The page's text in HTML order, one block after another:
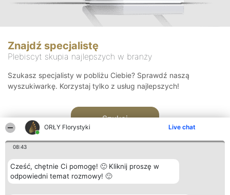
ORŁY Florystyki Live chat
08:43
Cześć, chętnie Ci pomogę! 🙂 Kliknij proszę w
odpowiedni temat rozmowy! 🙂
Znajdź specjalistę
Plebiscyt skupia najlepszych w branży
Szukasz specjalisty w pobliżu Ciebie? Sprawdź naszą
wyszukiwarkę. Korzystaj tylko z usług najlepszych!
Szukaj